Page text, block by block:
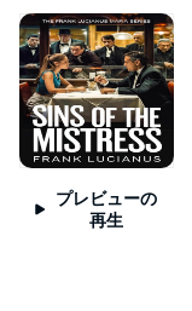
プレビューの
再生